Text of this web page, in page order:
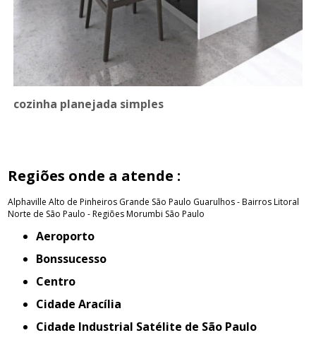
cozinha planejada simples
Regiões onde a atende :
Alphaville Alto de Pinheiros Grande São Paulo Guarulhos - BairrosLitoral
Norte de São Paulo - RegiõesMorumbi São Paulo
Aeroporto
Bonssucesso
Centro
Cidade Aracília
Cidade Industrial Satélite de São Paulo